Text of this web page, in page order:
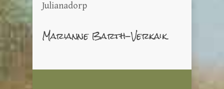
Julianadorp
Marianne Barth-Verkaik